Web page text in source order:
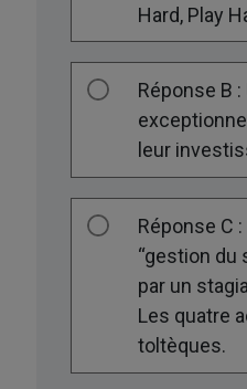
Hard, Play
Réponse B
leur
Réponse C
“gestion du
par un
Les quatre
toltèques.